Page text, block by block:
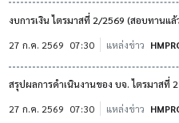
งบการเงิน ไตรมาสที่ 2/2569 (สอบทานแล้
27 ก.ค. 2569 07:30 แหล่งข่าว
สรุปผลการดำเนินงานของ บจ. ไตรมาสที่
27 ก.ค. 2569 07:30 แหล่งข่าว